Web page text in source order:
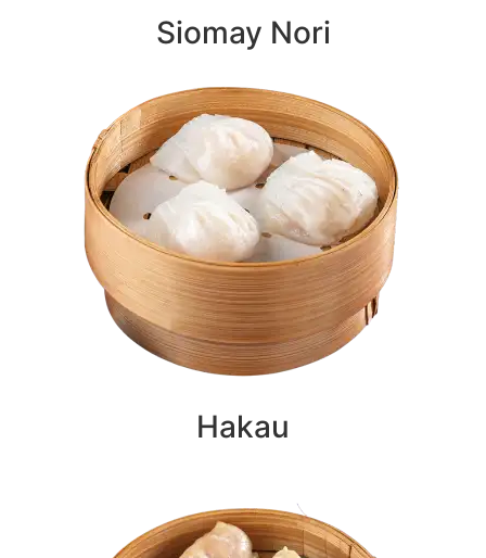
Siomay Nori
Hakau